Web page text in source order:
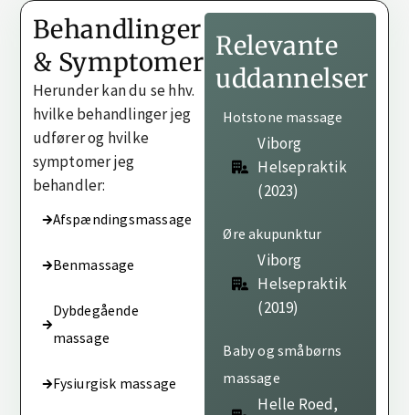
Behandlinger
& Symptomer
Herunder kan du se hhv.
hvilke behandlinger jeg
udfører og hvilke
symptomer jeg
behandler:
Afspændingsmassage
Benmassage
Dybdegående
massage
Fysiurgisk massage
Relevante
uddannelser
Hotstone massage
Viborg
Helsepraktik
(2023)
Øre akupunktur
Viborg
Helsepraktik
(2019)
Baby og småbørns
massage
Helle Roed,